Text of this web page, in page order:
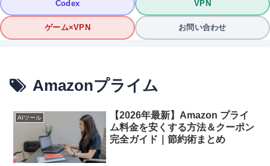
Codex VPN
ゲーム×VPN お問い合わせ
Amazonプライム
AIツール
【2026年最新】Amazon プライ
ム料金を安くする方法＆クーポン
完全ガイド｜節約術まとめ